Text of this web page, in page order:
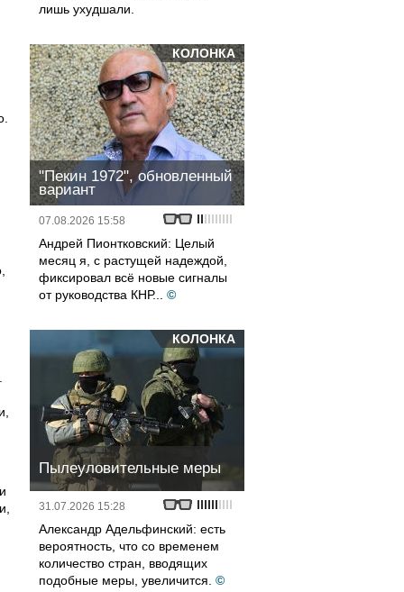
лишь ухудшали.
КОЛОНКА
"Пекин 1972", обновленный
вариант
07.08.2026 15:58
Андрей Пионтковский: Целый
месяц я, с растущей надеждой,
фиксировал всё новые сигналы
от руководства КНР...
©
КОЛОНКА
Пылеуловительные меры
31.07.2026 15:28
Александр Адельфинский: есть
вероятность, что со временем
количество стран, вводящих
подобные меры, увеличится. ©